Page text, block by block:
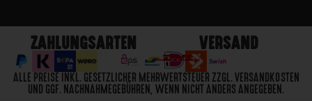
ZAHLUNGSARTEN VERSAND
ALLE PREISE INKL. GESETZLICHER MEHRWERTSTEUER ZZGL. VERSANDKOSTEN
UND GGF. NACHNAHMEGEBÜHREN, WENN NICHT ANDERS ANGEGEBEN.